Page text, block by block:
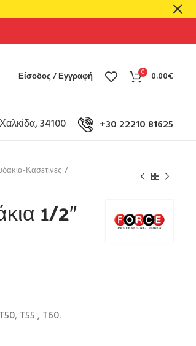
Είσοδος / Εγγραφή 0 0.00€
34100 +30 22210 81625
Κασετίνες
1/2″
T55 , T60.